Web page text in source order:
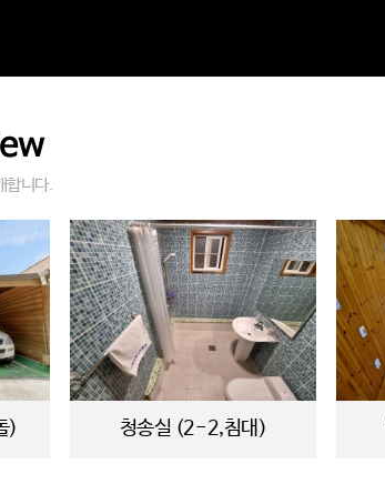
합니다.
) 청송실 (2-2,침대)